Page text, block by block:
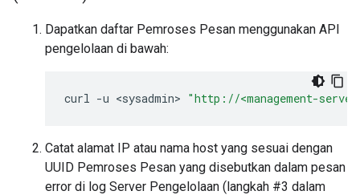
Dapatkan daftar Pemroses Pesan menggunakan API
pengelolaan di bawah:
curl -u <sysadmin> "http://<management-server-
Catat alamat IP atau nama host yang sesuai dengan
UUID Pemroses Pesan yang disebutkan dalam pesan
error di log Server Pengelolaan (langkah #3 dalam